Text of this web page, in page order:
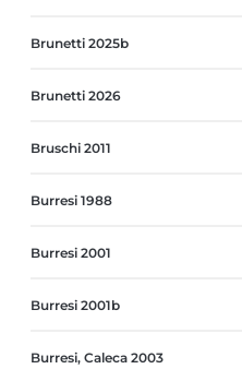
Brunetti 2025b
Brunetti 2026
Bruschi 2011
Burresi 1988
Burresi 2001
Burresi 2001b
Burresi, Caleca 2003